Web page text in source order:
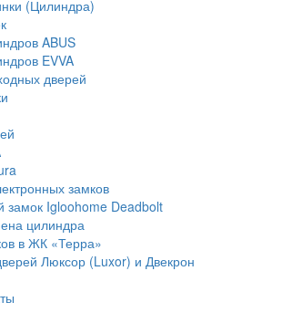
(Цилиндра)
ABUS
EVVA
дверей
замков
замок Igloohome Deadbolt
цилиндра
в ЖК «Терра»
Люксор (Luxor) и Двекрон